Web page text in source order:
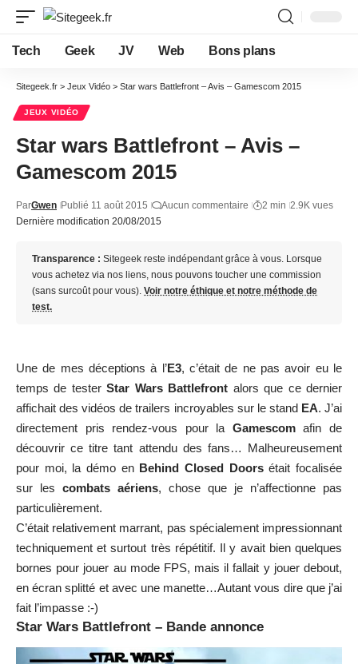
Tech Geek JV Web Bons plans
Sitegeek.fr > Jeux Vidéo > Star wars Battlefront – Avis – Gamescom 2015
JEUX VIDÉO
Star wars Battlefront – Avis –
Gamescom 2015
Dernière modification 20/08/2015
ParGwen Publié 11 août 2015 Aucun commentaire 2 min 2.9K vues
Transparence : Sitegeek reste indépendant grâce à vous. Lorsque
vous achetez via nos liens, nous pouvons toucher une commission
(sans surcoût pour vous). Voir notre éthique et notre méthode de
test.
Une de mes déceptions à l’E3, c’était de ne pas avoir eu le
temps de testerStar Wars Battlefront alors que ce dernier
affichait des vidéos de trailers incroyables sur le stand EA. J’ai
directement pris rendez-vous pour la Gamescomafin de
découvrir ce titre tant attendu des fans… Malheureusement
pour moi, la démo en Behind Closed Doorsétait focalisée
sur les combats aériens, chose que je n’affectionne pas
particulièrement.
C’était relativement marrant, pas spécialement impressionnant
techniquement et surtout très répétitif. Il y avait bien quelques
bornes pour jouer au mode FPS, mais il fallait y jouer debout,
en écran splitté et avec une manette…Autant vous dire que j’ai
fait l’impasse :-)
Star Wars Battlefront – Bande annonce